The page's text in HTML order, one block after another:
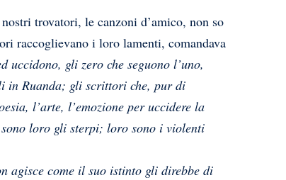
trovatori, le canzoni d’amico, non so
raccoglievano i loro lamenti, comandava
gli zero che seguono l’uno,
in Ruanda; gli scrittori che, pur di
l’arte, l’emozione per uccidere la
sono loro gli sterpi; loro sono i violenti
agisce come il suo istinto gli direbbe di